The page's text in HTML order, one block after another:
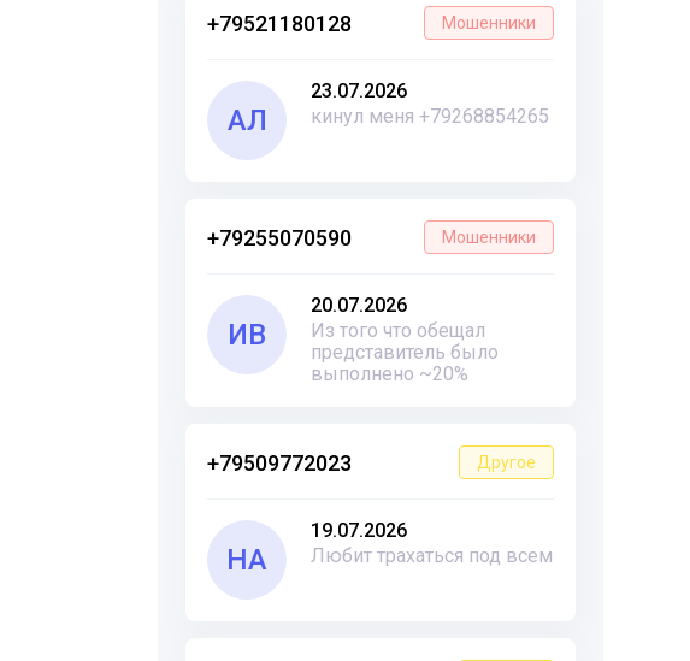
+79521180128 Мошенники
АЛ
23.07.2026
кинул меня +79268854265
+79255070590 Мошенники
ИВ
20.07.2026
Из того что обещал
представитель было
выполнено ~20%
+79509772023 Другое
НА
19.07.2026
Любит трахаться под всем